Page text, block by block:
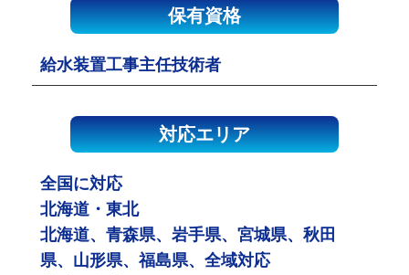
保有資格
給水装置工事主任技術者
対応エリア
全国に対応
北海道・東北
北海道、青森県、岩手県、宮城県、秋田
県、山形県、福島県、全域対応